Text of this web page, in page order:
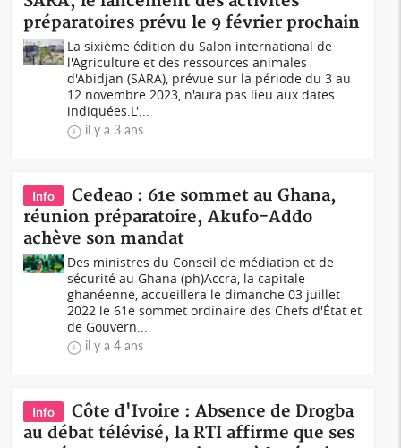
préparatoires prévu le 9 février prochain
La sixième édition du Salon international de
l'Agriculture et des ressources animales
d'Abidjan (SARA), prévue sur la période du 3 au
12 novembre 2023, n'aura pas lieu aux dates
indiquées.L'...
il y a 3 ans
Info
Cedeao : 61e sommet au Ghana,
réunion préparatoire, Akufo-Addo
achève son mandat
Des ministres du Conseil de médiation et de
sécurité au Ghana (ph)Accra, la capitale
ghanéenne, accueillera le dimanche 03 juillet
2022 le 61e sommet ordinaire des Chefs d'État et
de Gouvern...
il y a 4 ans
Info
Côte d'Ivoire : Absence de Drogba
au débat télévisé, la RTI affirme que ses